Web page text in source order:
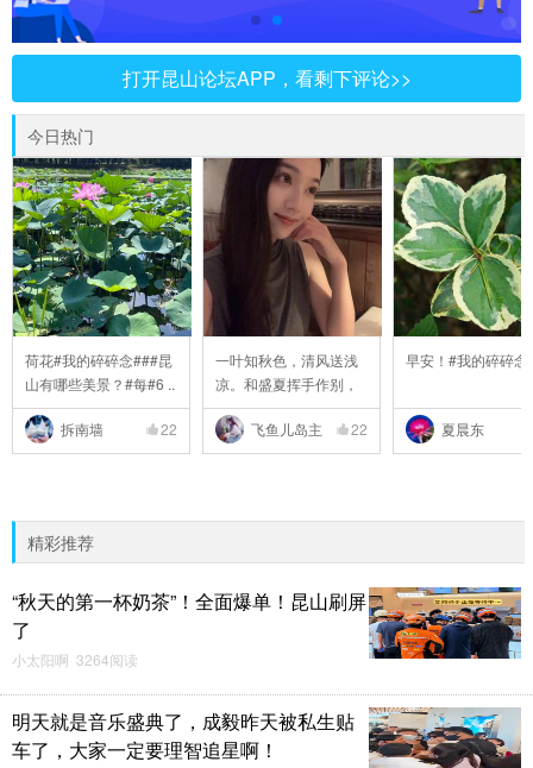
打开昆山论坛APP，看剩下评论>>
今日热门
荷花#我的碎碎念###昆
山有哪些美景？#每#6 ..
拆南墙 22
一叶知秋色，清风送浅
凉。和盛夏挥手作别，
..
飞鱼儿岛主
22
早安！#我的碎碎念
夏晨东
精彩推荐
“秋天的第一杯奶茶”！全面爆单！昆山刷屏
了
小太阳啊 3264阅读
明天就是音乐盛典了，成毅昨天被私生贴
车了，大家一定要理智追星啊！